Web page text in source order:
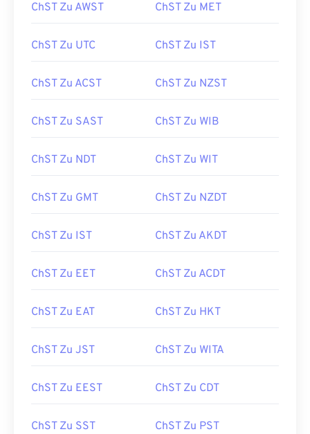
ChST Zu AWST ChST Zu MET
ChST Zu UTC ChST Zu IST
ChST Zu ACST ChST Zu NZST
ChST Zu SAST ChST Zu WIB
ChST Zu NDT ChST Zu WIT
ChST Zu GMT ChST Zu NZDT
ChST Zu IST ChST Zu AKDT
ChST Zu EET ChST Zu ACDT
ChST Zu EAT ChST Zu HKT
ChST Zu JST ChST Zu WITA
ChST Zu EEST ChST Zu CDT
ChST Zu SST ChST Zu PST